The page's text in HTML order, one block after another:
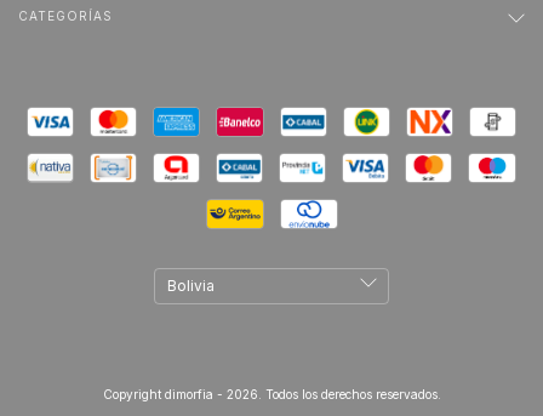
CATEGORÍAS
Copyright dimorfia - 2026. Todos los derechos reservados.